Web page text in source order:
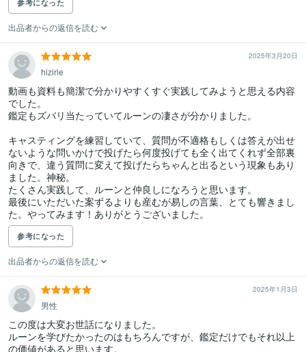
参考になった
出品者からの返信を読む
2025年3月20日
hizirie
動画も資料も簡潔で分かりやすくすぐ実践してみようと思える内容
でした。
鑑定もズバリ当たっていてルーンの凄さが分かりました。
キャスティングを練習していて、質問が不適格もしくは答えが出せ
ないような問いかけで投げたら何度投げても全く出てくれず全部裏
向きで、違う質問に変えて投げたらちゃんと出るという現象もあり
ました。神秘。
たくさん実践して、ルーンと仲良しになろうと思います。
最後にいただいた案ずるよりも産むが易しの言葉、とても響きまし
た。やってみます！ありがとうございました。
参考になった
出品者からの返信を読む
2025年1月3日
男性
この度は大変お世話になりました。
ルーンを学びたかったのはもちろんですが、鑑定だけでもそれ以上
の価値があると思います。